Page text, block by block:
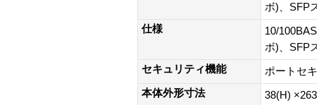
ボ)、SFP
仕様
10/
ボ)、SFP
セキュリティ機能
ポートセ
本体外形寸法
38(H)